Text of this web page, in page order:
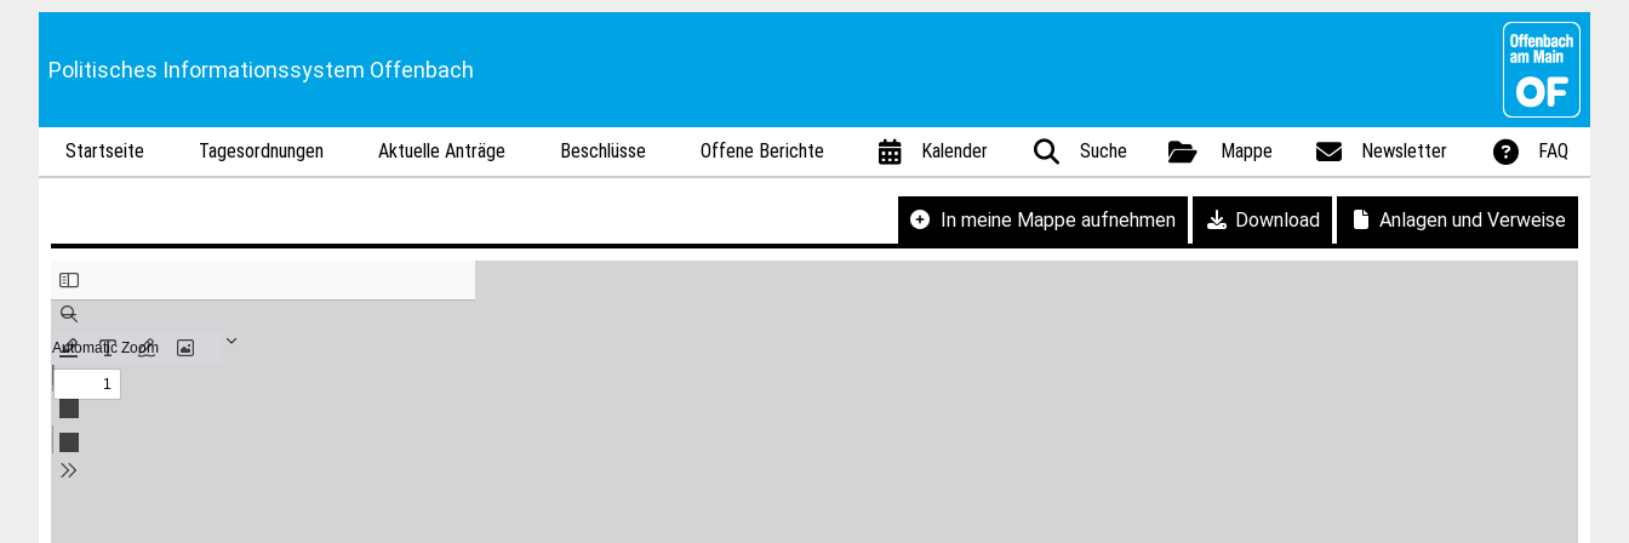
Politisches Informationssystem Offenbach
Startseite Tagesordnungen Aktuelle Anträge Beschlüsse Offene Berichte Kalender Suche Mappe Newsletter FAQ
In meine Mappe aufnehmen Download Anlagen und Verweise